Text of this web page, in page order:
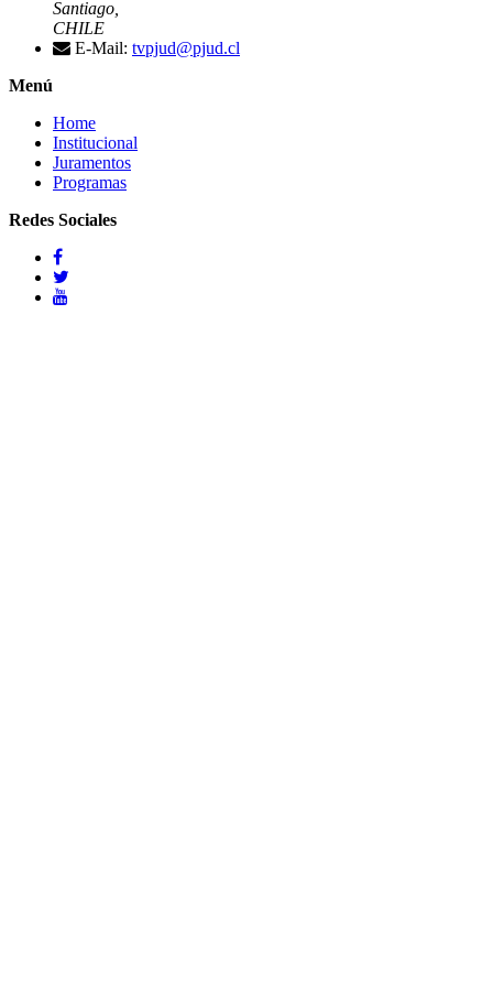
Santiago,
CHILE
E-Mail: tvpjud@pjud.cl
Menú
Home
Institucional
Juramentos
Programas
Redes Sociales